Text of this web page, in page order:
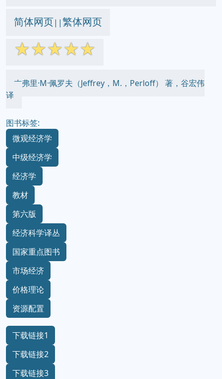
简体网页||繁体网页
☆☆☆☆☆
杰弗里·M·佩罗夫（Jeffrey，M.，Perloff） 著，谷宏伟
译
图书标签:
微观经济学
中级经济学
经济学
教材
第六版
经济科学译丛
国家重点图书
市场经济
价格理论
资源配置
下载链接1
下载链接2
下载链接3